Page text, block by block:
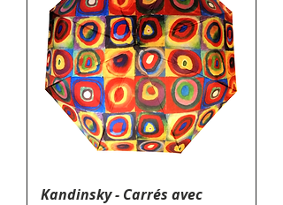
Kandinsky - Carrés avec